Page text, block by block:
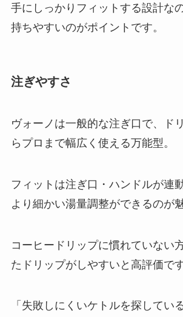
手にしっかりフィットする設計な
持ちやすいのがポイントです。
注ぎやすさ
ヴォーノは一般的な注ぎ口で、ド
らプロまで幅広く使える万能型。
フィットは注ぎ口・ハンドルが連
より細かい湯量調整ができるのが魅
コーヒードリップに慣れていない
たドリップがしやすいと高評価です
「失敗しにくいケトルを探してい